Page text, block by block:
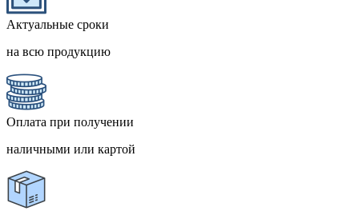
Актуальные сроки
на всю продукцию
Оплата при получении
наличными или картой